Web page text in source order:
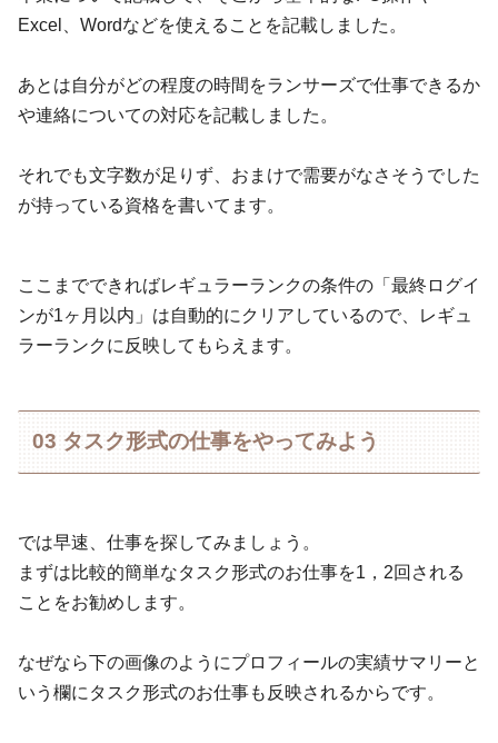
Excel、Wordなどを使えることを記載しました。
あとは自分がどの程度の時間をランサーズで仕事できるか
や連絡についての対応を記載しました。
それでも文字数が足りず、おまけで需要がなさそうでした
が持っている資格を書いてます。
ここまでできればレギュラーランクの条件の「最終ログイ
ンが1ヶ月以内」は自動的にクリアしているので、レギュ
ラーランクに反映してもらえます。
03 タスク形式の仕事をやってみよう
では早速、仕事を探してみましょう。
まずは比較的簡単なタスク形式のお仕事を1，2回される
ことをお勧めします。
なぜなら下の画像のようにプロフィールの実績サマリーと
いう欄にタスク形式のお仕事も反映されるからです。